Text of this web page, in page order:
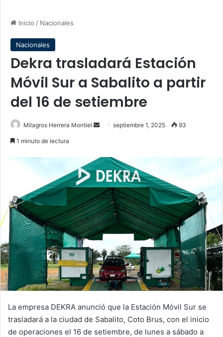
Inicio / Nacionales
Nacionales
Dekra trasladará Estación
Móvil Sur a Sabalito a partir
del 16 de setiembre
Milagros Herrera Montiel
Sendseptiembre 1, 2025 93
1 minuto de lectura
La empresa DEKRA anunció que la Estación Móvil Sur se
trasladará a la ciudad de Sabalito, Coto Brus, con el inicio
de operaciones el 16 de setiembre, de lunes a sábado a